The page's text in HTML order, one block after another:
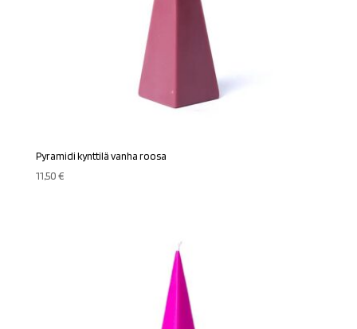
Pyramidi kynttilä vanha roosa
11,50€